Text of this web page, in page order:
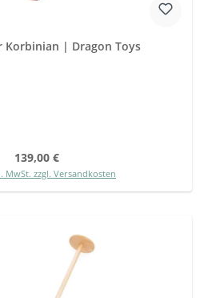
Korbinian | Dragon Toys
Regulärer Preis:
139,00 €
MwSt. zzgl. Versandkosten